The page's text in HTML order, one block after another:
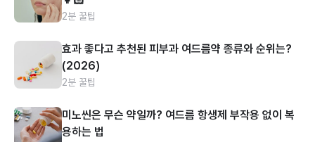
2분 꿀팁
효과 좋다고 추천된 피부과 여드름약 종류와 순위는?
(2026)
2분 꿀팁
미노씬은 무슨 약일까? 여드름 항생제 부작용 없이 복
용하는 법